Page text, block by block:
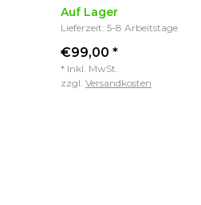
Auf Lager
Lieferzeit: 5-8 Arbeitstage
€99,00 *
* Inkl. MwSt.
zzgl. Versandkosten